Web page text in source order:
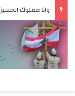
وانا مملوك